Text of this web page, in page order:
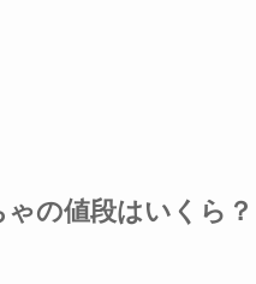
の値段はいくら？